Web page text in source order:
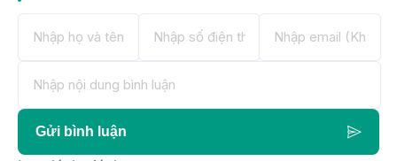
Điều chỉnh Nghiêng: -5 độ ~ 23 độ
Cổng kết nối
1 x HDMI 1.4
1 x Jack cắm tai nghe
1 x Đầu vào PC Audio
thanh
Gửi bình luận